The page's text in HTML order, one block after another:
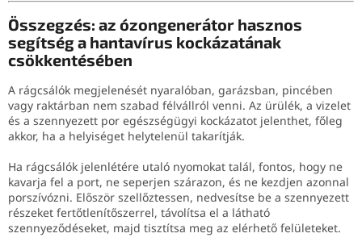
Összegzés: az ózongenerátor hasznos
segítség a hantavírus kockázatának
csökkentésében
A rágcsálók megjelenését nyaralóban, garázsban, pincében
vagy raktárban nem szabad félvállról venni. Az ürülék, a vizelet
és a szennyezett por egészségügyi kockázatot jelenthet, főleg
akkor, ha a helyiséget helytelenül takarítják.
Ha rágcsálók jelenlétére utaló nyomokat talál, fontos, hogy ne
kavarja fel a port, ne seperjen szárazon, és ne kezdjen azonnal
porszívózni. Először szellőztessen, nedvesítse be a szennyezett
részeket fertőtlenítőszerrel, távolítsa el a látható
szennyeződéseket, majd tisztítsa meg az elérhető felületeket.